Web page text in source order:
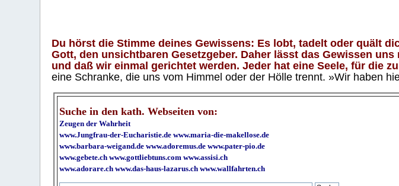
Du hörst die Stimme deines Gewissens: Es lobt, tadelt oder quält
Gott, den unsichtbaren Gesetzgeber. Daher lässt das Gewissen
und daß wir einmal gerichtet werden. Jeder hat eine Seele, für die
eine Schranke, die uns vom Himmel oder der Hölle trennt. »Wir haben
Suche in den kath. Webseiten von:
Zeugen der Wahrheit
www.Jungfrau-der-Eucharistie.de www.maria-die-makellose.de
www.barbara-weigand.de www.adoremus.de www.pater-pio.de
www.gebete.ch www.gottliebtuns.com www.assisi.ch
www.adorare.ch www.das-haus-lazarus.ch www.wallfahrten.ch